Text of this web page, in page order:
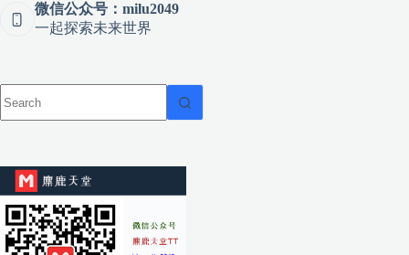
微信公众号：milu2049
一起探索未来世界